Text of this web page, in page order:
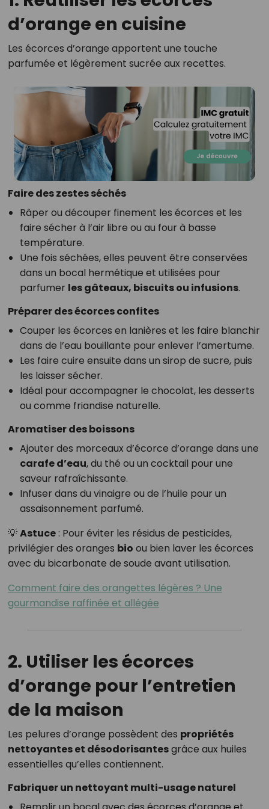
d’orange en cuisine
Les écorces d’orange apportent une touche
parfumée et légèrement sucrée aux recettes.
Faire des zestes séchés
Râper ou découper finement les écorces et les
faire sécher à l’air libre ou au four à basse
température.
Une fois séchées, elles peuvent être conservées
dans un bocal hermétique et utilisées pour
parfumer les gâteaux, biscuits ou infusions.
Préparer des écorces confites
Couper les écorces en lanières et les faire blanchir
dans de l’eau bouillante pour enlever l’amertume.
Les faire cuire ensuite dans un sirop de sucre, puis
les laisser sécher.
Idéal pour accompagner le chocolat, les desserts
ou comme friandise naturelle.
Aromatiser des boissons
Ajouter des morceaux d’écorce d’orange dans une
carafe d’eau, du thé ou un cocktail pour une
saveur rafraîchissante.
Infuser dans du vinaigre ou de l’huile pour un
assaisonnement parfumé.
💡Astuce: Pour éviter les résidus de pesticides,
privilégier des oranges bio ou bien laver les écorces
avec du bicarbonate de soude avant utilisation.
Comment faire des orangettes légères ? Une
gourmandise raffinée et allégée
2. Utiliser les écorces
d’orange pour l’entretien
de la maison
Les pelures d’orange possèdent des propriétés
nettoyantes et désodorisantesgrâce aux huiles
essentielles qu’elles contiennent.
Fabriquer un nettoyant multi-usage naturel